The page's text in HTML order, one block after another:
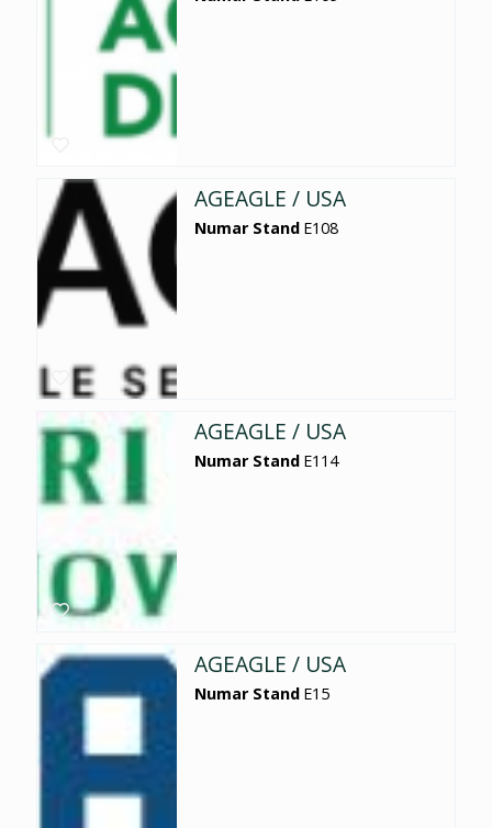
AGEAGLE / USA
Numar Stand E108
AGEAGLE / USA
Numar Stand E114
AGEAGLE / USA
Numar Stand E15